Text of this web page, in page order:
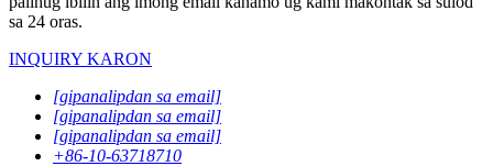
sa 24 oras.
INQUIRY KARON
[gipanalipdan sa email]
[gipanalipdan sa email]
[gipanalipdan sa email]
+86-10-63718710